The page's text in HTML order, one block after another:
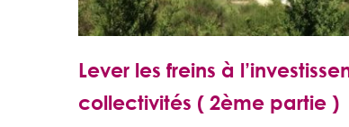
Lever les freins à
collectivités ( 2ème partie )